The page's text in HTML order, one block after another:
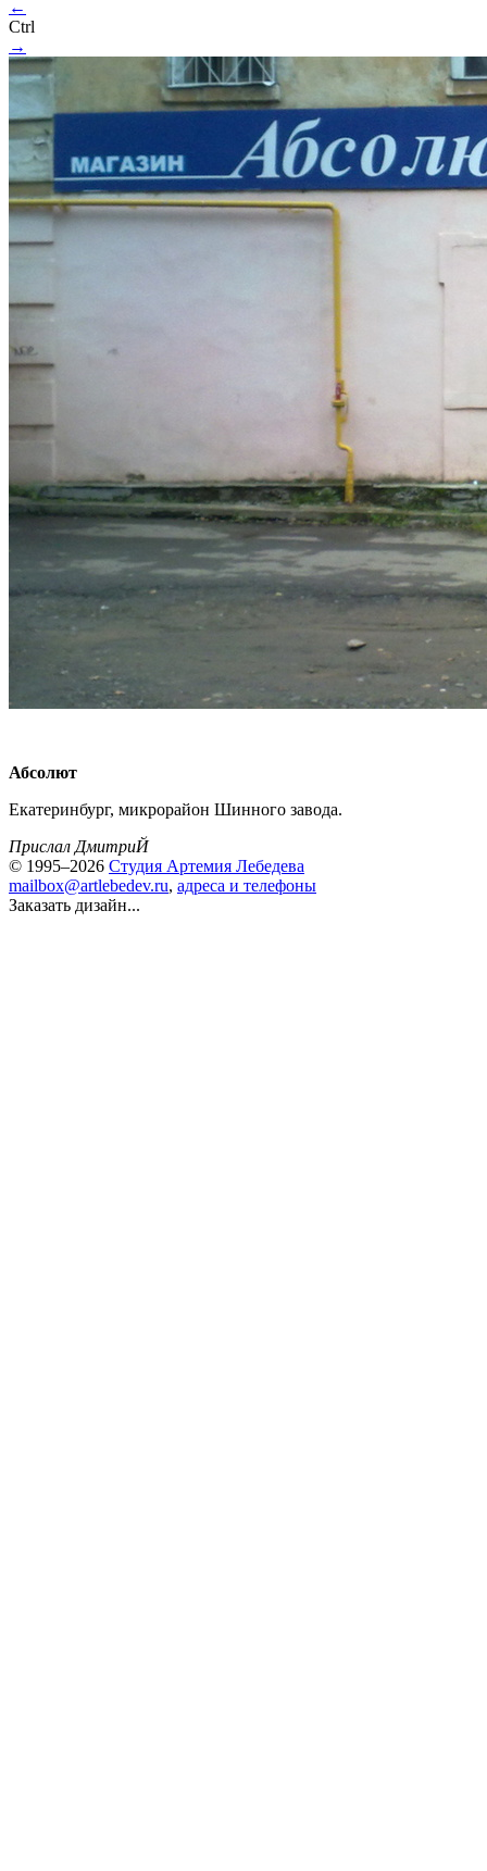
←
Ctrl
→
Абсолют
Екатеринбург, микрорайон Шинного завода.
Прислал ДмитриЙ
© 1995–2026 Студия Артемия Лебедева
mailbox@artlebedev.ru, адреса и телефоны
Заказать дизайн...